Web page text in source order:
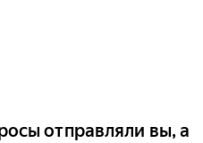
отправляли вы, а